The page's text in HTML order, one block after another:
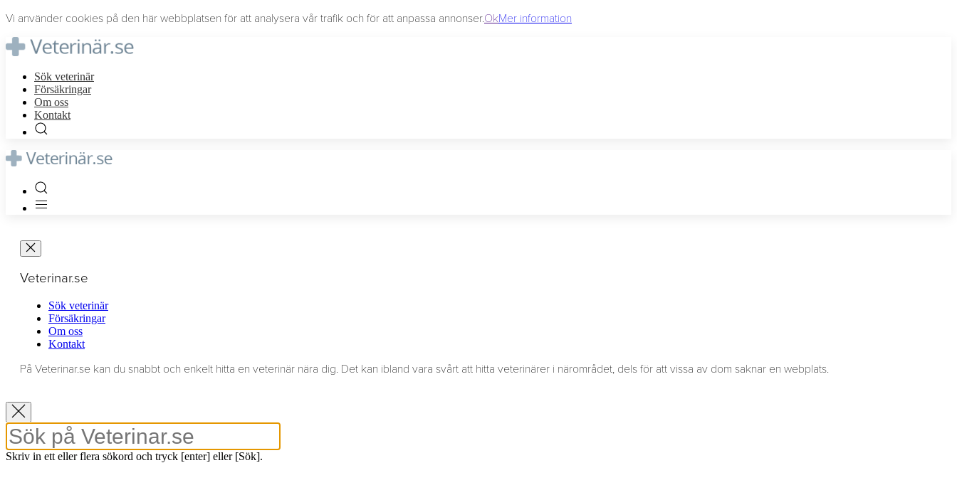
Vi använder cookies på den här webbplatsen för att analysera vår trafik och för att anpassa annonser.OkMer information
Sök veterinär
Försäkringar
Om oss
Kontakt
Veterinar.se
Sök veterinär
Försäkringar
Om oss
Kontakt
På Veterinar.se kan du snabbt och enkelt hitta en veterinär nära dig. Det kan ibland vara svårt att hitta veterinärer i närområdet, dels för att vissa av dom saknar en webplats.
Skriv in ett eller flera sökord och tryck [enter] eller [Sök].